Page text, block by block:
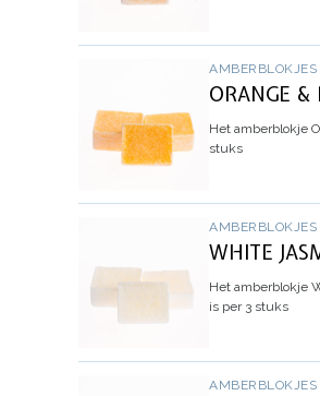
ORANGE
Het amberblokje
stuks
WHITE
Het amberblokje
is per 3 stuks